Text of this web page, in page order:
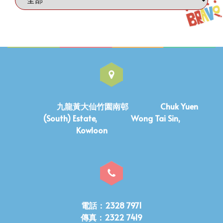
九龍黃大仙竹園南邨 Chuk Yuen
(South) Estate, Wong Tai Sin,
Kowloon
電話：2328 7971
傳真：2322 7419